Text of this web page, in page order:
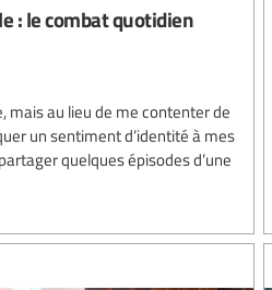
: le combat quotidien
mais au lieu de me contenter de
un sentiment d’identité à mes
quelques épisodes d’une